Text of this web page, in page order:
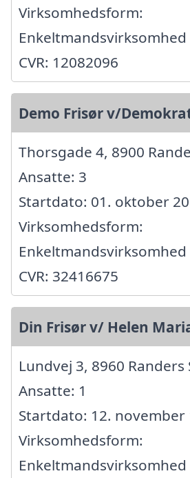
Virksomhedsform:
Enkeltmandsvirksomhed
CVR: 12082096
Demo Frisør v/
Thorsgade 4, 8900
Ansatte: 3
Startdato: 01. oktober
Virksomhedsform:
Enkeltmandsvirksomhed
CVR: 32416675
Din Frisør v/ Helen
Lundvej 3, 8960 Randers
Ansatte: 1
Startdato: 12. november
Virksomhedsform:
Enkeltmandsvirksomhed